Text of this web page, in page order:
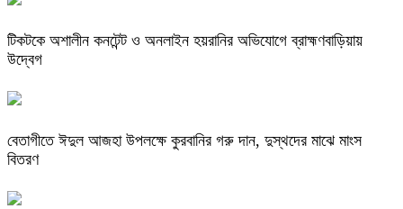
টিকটকে অশালীন কনটেন্ট ও অনলাইন হয়রানির অভিযোগে ব্রাহ্মণবাড়িয়ায়
উদ্বেগ
বেতাগীতে ঈদুল আজহা উপলক্ষে কুরবানির গরু দান, দুস্থদের মাঝে মাংস
বিতরণ